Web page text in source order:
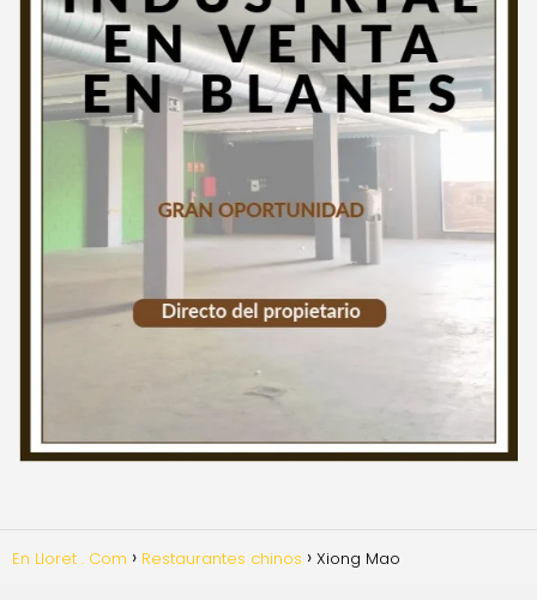
En Lloret . Com Restaurantes chinos Xiong Mao